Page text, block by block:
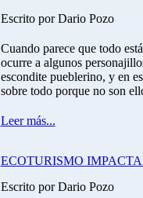
Escrito por Dario Pozo
Cuando parece que todo
ocurre a algunos
escondite pueblerino, y en
sobre todo porque no son
Leer más...
ECOTURISMO
Escrito por Dario Pozo